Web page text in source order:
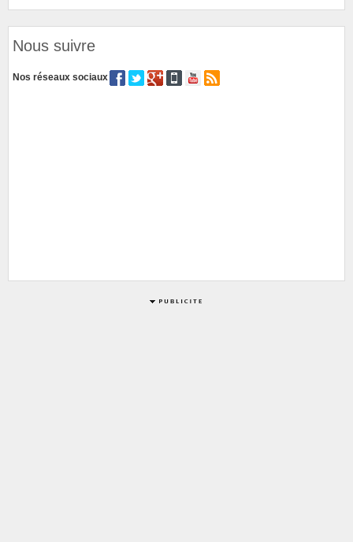
Nous suivre
Nos réseaux sociaux